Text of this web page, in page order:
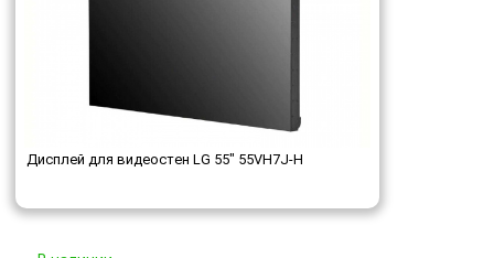
Дисплей для видеостен LG 55" 55VH7J-H